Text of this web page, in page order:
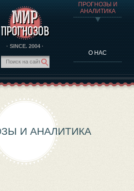
· SINCE. 2004 ·
ПРОГНОЗЫ И
АНАЛИТИКА
О НАС
О ПРОГРАММЕ
ХАРАКТЕРA ЧЕЛОВЕКА
ВЫДАЮЩИХСЯ ЛИЧНОСТЕЙ
О ПРОГРАММЕ
ВОЛИКОВА
И АНАЛИТИКА
И АНАЛИТИКА